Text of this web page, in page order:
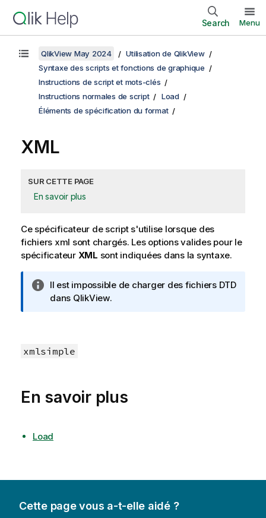
Search Menu
QlikView May 2024
Utilisation de QlikView
Syntaxe des scripts et fonctions de graphique
Instructions de script et mots-clés
Instructions normales de script
Load
Éléments de spécification du format
XML
SUR CETTE PAGE
En savoir plus
Ce spécificateur de script s'utilise lorsque des
fichiers xml sont chargés. Les options valides pour le
spécificateur XML sont indiquées dans la syntaxe.
N
o
n
m
i
s
Il est impossible de charger des fichiers DTD
dans QlikView.
xmlsimple
En savoir plus
Load
Cette page vous a-t-elle aidé ?